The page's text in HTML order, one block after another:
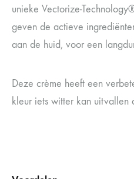
unieke Vectorize-
geven de actieve
aan de huid, voor een
Deze crème heeft een
kleur iets witter kan uitvallen